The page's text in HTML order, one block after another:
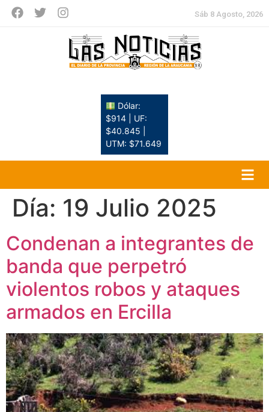
Sáb 8 Agosto, 2026
Dólar:
$914 | UF:
$40.845 |
UTM: $71.649
Día: 19 Julio 2025
Condenan a integrantes de
banda que perpetró
violentos robos y ataques
armados en Ercilla